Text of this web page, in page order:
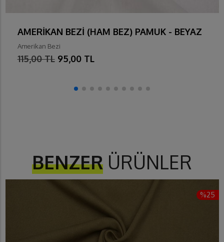
AMERİKAN BEZİ (HAM BEZ) PAMUK - BEYAZ
Amerikan Bezi
115,00 TL 95,00 TL
BENZER ÜRÜNLER
%25